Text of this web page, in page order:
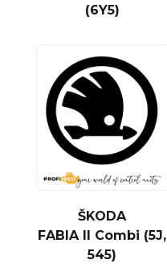
(6Y5)
ŠKODA
FABIA II Combi (5J,
545)